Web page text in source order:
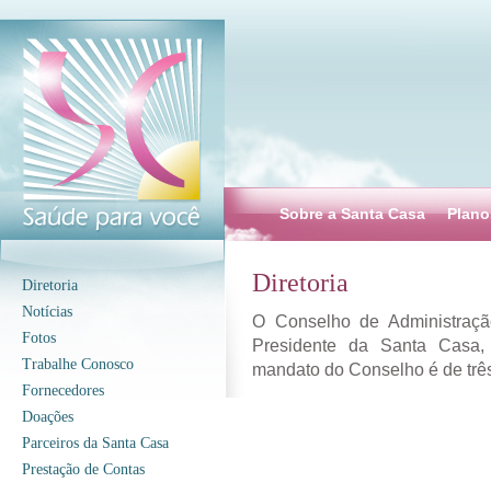
Sobre a Santa Casa
Diretoria
Notícias
Fotos
Trabalhe Conosco
Fornecedores
Doações
Parceiros da Santa Casa
Prestação de Contas
Diretoria
O Conselho de
Presidente da Santa
mandato do Conselho é de